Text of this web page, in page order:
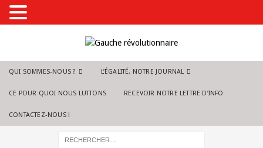
QUI SOMMES-NOUS ? L’ÉGALITÉ, NOTRE JOURNAL
CE POUR QUOI NOUS LUTTONS RECEVOIR NOTRE LETTRE D’INFO
CONTACTEZ-NOUS !